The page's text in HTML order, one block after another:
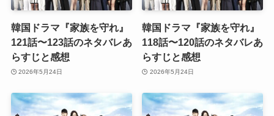
韓国ドラマ『家族を守れ』
121話〜123話のネタバレあ
らすじと感想
2026年5月24日
韓国ドラマ『家族を守れ』
118話〜120話のネタバレあ
らすじと感想
2026年5月24日